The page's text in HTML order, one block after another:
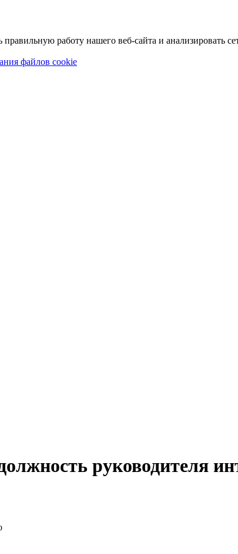
работу нашего веб-сайта и анализировать
файлов cookie
руководителя